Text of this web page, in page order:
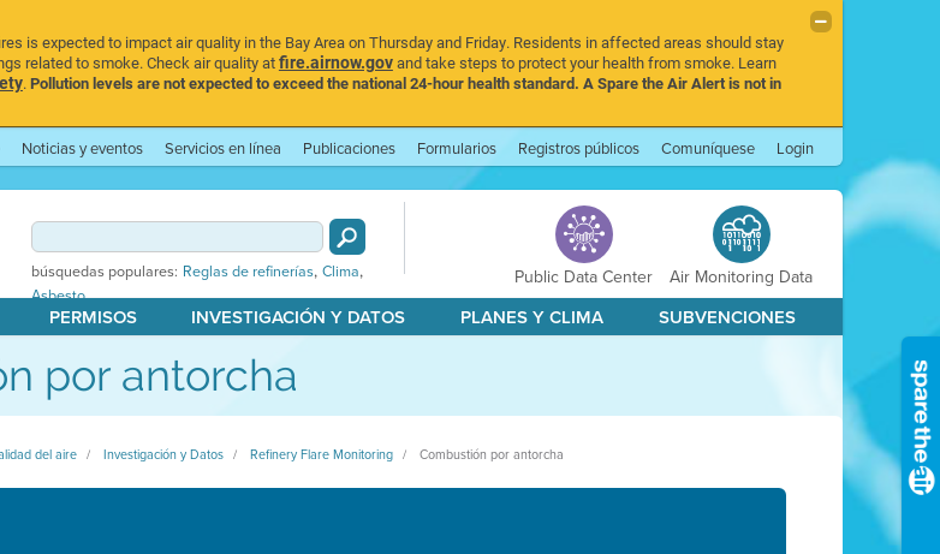
is expected to impact air quality in the Bay Area on Thursday and Friday. Residents in affected areas should stay
related to smoke. Check air quality atfire.airnow.govand take steps to protect your health from smoke. Learn
.Pollution levels are not expected to exceed the national 24-hour health standard. A Spare the Air Alert is not in
Noticias y eventos Servicios en línea Publicaciones Formularios Registros públicos Comuníquese Login
búsquedas populares: Reglas de refinerías, Clima,
Asbesto
Public Data Center Air Monitoring Data
PERMISOS INVESTIGACIÓN Y DATOS PLANES Y CLIMA SUBVENCIONES
por antorcha
del aire Investigación y Datos Refinery Flare Monitoring Combustión por antorcha